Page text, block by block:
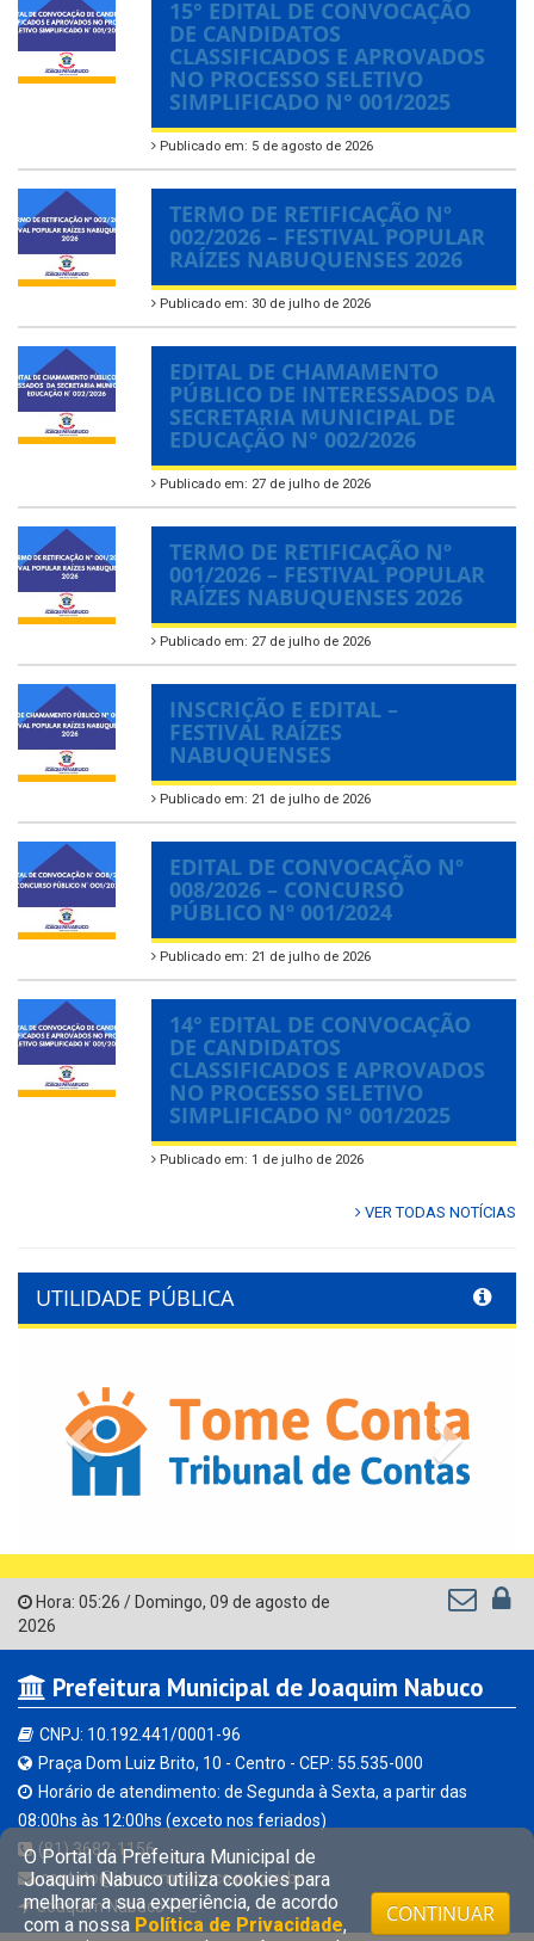
15° EDITAL DE CONVOCAÇÃO
DE CANDIDATOS
CLASSIFICADOS E APROVADOS
NO PROCESSO SELETIVO
SIMPLIFICADO N° 001/2025
Publicado em: 5 de agosto de 2026
TERMO DE RETIFICAÇÃO Nº
002/2026 – FESTIVAL POPULAR
RAÍZES NABUQUENSES 2026
Publicado em: 30 de julho de 2026
EDITAL DE CHAMAMENTO
PÚBLICO DE INTERESSADOS DA
SECRETARIA MUNICIPAL DE
EDUCAÇÃO N° 002/2026
Publicado em: 27 de julho de 2026
TERMO DE RETIFICAÇÃO Nº
001/2026 – FESTIVAL POPULAR
RAÍZES NABUQUENSES 2026
Publicado em: 27 de julho de 2026
INSCRIÇÃO E EDITAL –
FESTIVAL RAÍZES
NABUQUENSES
Publicado em: 21 de julho de 2026
EDITAL DE CONVOCAÇÃO Nº
008/2026 – CONCURSO
PÚBLICO Nº 001/2024
Publicado em: 21 de julho de 2026
14° EDITAL DE CONVOCAÇÃO
DE CANDIDATOS
CLASSIFICADOS E APROVADOS
NO PROCESSO SELETIVO
SIMPLIFICADO N° 001/2025
Publicado em: 1 de julho de 2026
VER TODAS NOTÍCIAS
UTILIDADE PÚBLICA
Previous Next
Hora: 05:26 / Domingo, 09 de agosto de
2026
Prefeitura Municipal de Joaquim Nabuco
CNPJ: 10.192.441/0001-96
Praça Dom Luiz Brito, 10 - Centro - CEP: 55.535-000
Horário de atendimento: de Segunda à Sexta, a partir das
08:00hs às 12:00hs (exceto nos feriados)
(81) 3682-1156
contato@joaquimnabuco.pe.gov.br
Joaquim Nabuco - PE
O Portal da Prefeitura Municipal de
Joaquim Nabuco utiliza cookies para
melhorar a sua experiência, de acordo
com a nossa Política de Privacidade,
CONTINUAR